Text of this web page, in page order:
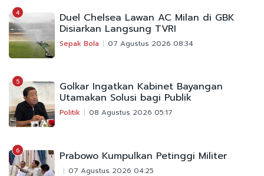
4 Duel Chelsea Lawan AC Milan di GBK
Disiarkan Langsung TVRI
Sepak Bola 07 Agustus 2026 08:34
5 Golkar Ingatkan Kabinet Bayangan
Utamakan Solusi bagi Publik
Politik 08 Agustus 2026 05:17
6 Prabowo Kumpulkan Petinggi Militer
07 Agustus 2026 04:25